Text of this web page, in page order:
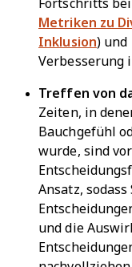
Fortschritts
Metriken zu
Inklusion) und
Verbesserung
Treffen von
Zeiten, in
Bauchgefühl
wurde, sind
Ansatz,
und die